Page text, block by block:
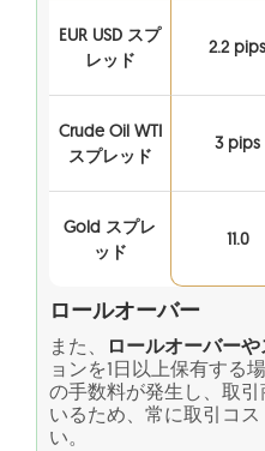
EUR USD スプ
レッド
2.2 pips
Crude Oil WTI
スプレッド
3 pips
Gold スプレ
ッド
11.0
ロールオーバー
また、 ロールオーバー
ョンを1日以上保有する
の手数料が発生し、取
いるため、常に取引コ
い。